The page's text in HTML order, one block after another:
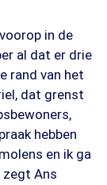
in de
al dat er drie
rand van het
dat grenst
hebben
en ik ga
zegt Ans